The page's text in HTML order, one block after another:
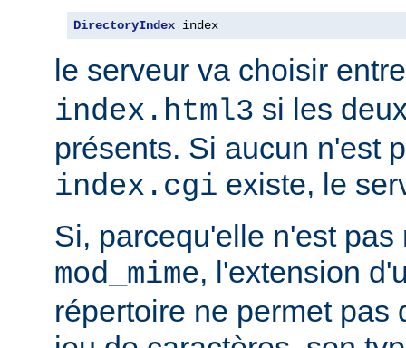
DirectoryIndex index
le serveur va choisir
index.html3 si les
présents. Si aucun n'est
index.cgi existe, le
Si, parcequ'elle n'est pas
mod_mime, l'extension
répertoire ne permet pas